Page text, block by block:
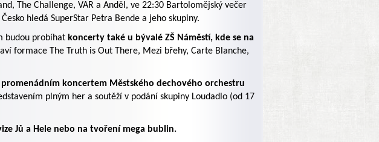
The Challenge, VAR a Anděl, ve 22:30 Bartolomějský večer
hledá SuperStar Petra Bende a jeho skupiny.
budou probíhat koncerty také u bývalé ZŠ Náměstí, kde se na
formace The Truth is Out There, Mezi břehy, Carte Blanche,
promenádním koncertem Městského dechového orchestru
plným her a soutěží v podání skupiny Loudadlo (od 17
Jů a Hele nebo na tvoření mega bublin.